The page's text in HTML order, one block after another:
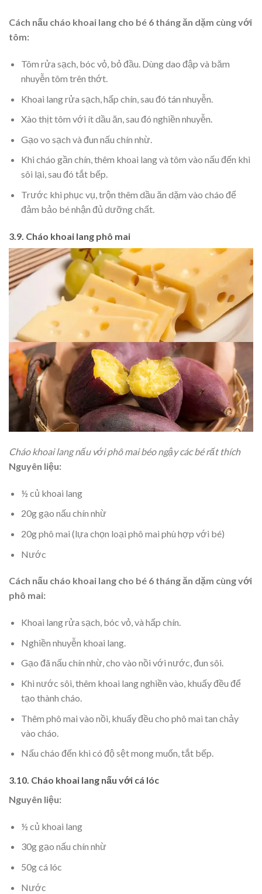
Cách nấu cháo khoai lang cho bé 6 tháng ăn dặm cùng với
tôm:
Tôm rửa sạch, bóc vỏ, bỏ đầu. Dùng dao đập và băm
nhuyễn tôm trên thớt.
Khoai lang rửa sạch, hấp chín, sau đó tán nhuyễn.
Xào thịt tôm với ít dầu ăn, sau đó nghiền nhuyễn.
Gạo vo sạch và đun nấu chín nhừ.
Khi cháo gần chín, thêm khoai lang và tôm vào nấu đến khi
sôi lại, sau đó tắt bếp.
Trước khi phục vụ, trộn thêm dầu ăn dặm vào cháo để
đảm bảo bé nhận đủ dưỡng chất.
3.9. Cháo khoai lang phô mai
Cháo khoai lang nấu với phô mai béo ngậy các bé rất thích
Nguyên liệu:
½ củ khoai lang
20g gạo nấu chín nhừ
20g phô mai (lựa chọn loại phô mai phù hợp với bé)
Nước
Cách nấu cháo khoai lang cho bé 6 tháng ăn dặm cùng với
phô mai:
Khoai lang rửa sạch, bóc vỏ, và hấp chín.
Nghiền nhuyễn khoai lang.
Gạo đã nấu chín nhừ, cho vào nồi với nước, đun sôi.
Khi nước sôi, thêm khoai lang nghiền vào, khuấy đều để
tạo thành cháo.
Thêm phô mai vào nồi, khuấy đều cho phô mai tan chảy
vào cháo.
Nấu cháo đến khi có độ sệt mong muốn, tắt bếp.
3.10. Cháo khoai lang nấu với cá lóc
Nguyên liệu:
½ củ khoai lang
30g gạo nấu chín nhừ
50g cá lóc
Nước